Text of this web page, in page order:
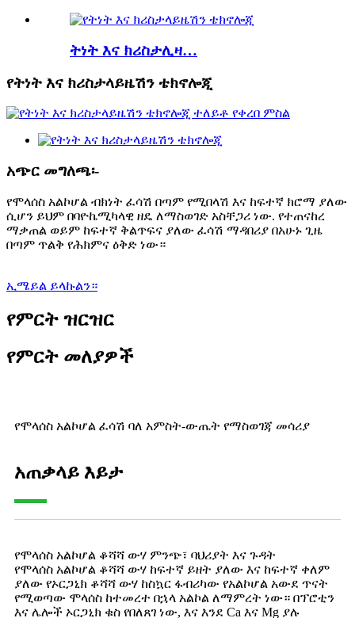
ትነት እና ክሪስታሊዛ…
የትነት እና ክሪስታላይዜሽን ቴክኖሎጂ
አጭር መግለጫ፡-
የሞላሰስ አልኮሆል ብክነት ፈሳሽ በጣም የሚበላሽ እና ከፍተኛ ክሮማ ያለው
ሲሆን ይህም በባዮኬሚካላዊ ዘዴ ለማስወገድ አስቸጋሪ ነው. የተጠናከረ
ማቃጠል ወይም ከፍተኛ ቅልጥፍና ያለው ፈሳሽ ማዳበሪያ በአሁኑ ጊዜ
በጣም ጥልቅ የሕክምና ዕቅድ ነው።
ኢሜይል ይላኩልን።
የምርት ዝርዝር
የምርት መለያዎች
የሞላሰስ አልኮሆል ፈሳሽ ባለ አምስት-ውጤት የማስወገጃ መሳሪያ
አጠቃላይ እይታ
የሞላሰስ አልኮሆል ቆሻሻ ውሃ ምንጭ፣ ባህሪያት እና ጉዳት
የሞላሰስ አልኮሆል ቆሻሻ ውሃ ከፍተኛ ይዘት ያለው እና ከፍተኛ ቀለም
ያለው የኦርጋኒክ ቆሻሻ ውሃ ከስኳር ፋብሪካው የአልኮሆል አውደ ጥናት
የሚወጣው ሞላሰስ ከተመረተ በኋላ አልኮል ለማምረት ነው። በፕሮቲን
እና ሌሎች ኦርጋኒክ ቁስ የበለጸገ ነው, እና እንደ Ca እና Mg ያሉ